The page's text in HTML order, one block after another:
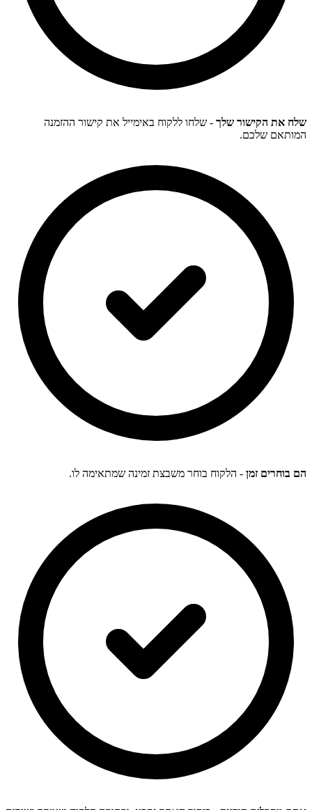
שלח את הקישור שלך - שלחו ללקוח באימייל את קישור ההזמנה
המותאם שלכם.
הם בוחרים זמן - הלקוח בוחר משבצת זמינה שמתאימה לו.